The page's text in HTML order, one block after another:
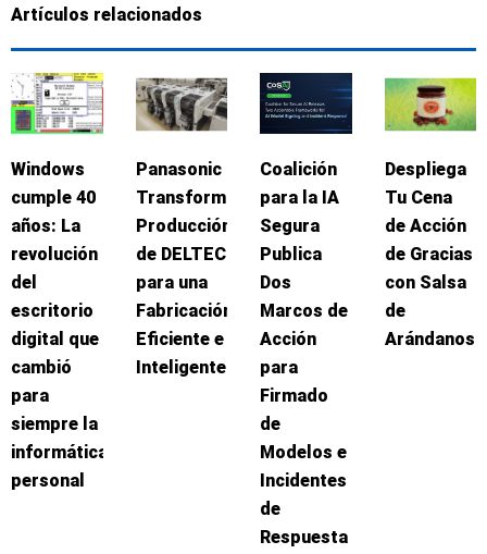
Artículos relacionados
Windows
cumple 40
años: La
revolución
del
escritorio
digital que
cambió
para
siempre la
informática
personal
Panasonic
Transforma
Producción
de DELTEC
para una
Fabricación
Eficiente e
Inteligente
Coalición
para la IA
Segura
Publica
Dos
Marcos de
Acción
para
Firmado
de
Modelos e
Incidentes
de
Respuesta
Despliega
Tu Cena
de Acción
de Gracias
con Salsa
de
Arándanos